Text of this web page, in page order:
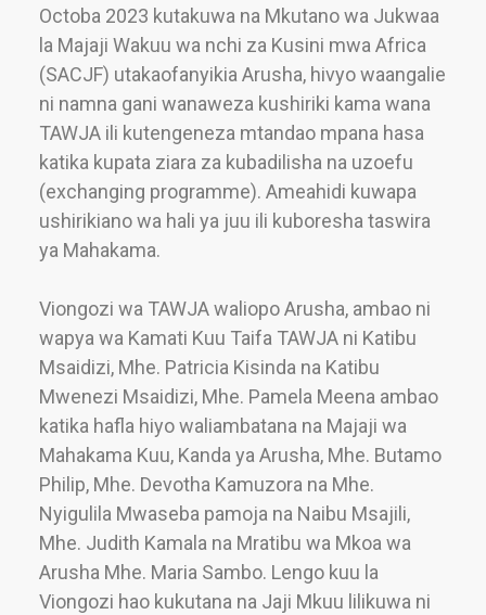
Octoba 2023 kutakuwa na Mkutano wa Jukwaa
la Majaji Wakuu wa nchi za Kusini mwa Africa
(SACJF) utakaofanyikia Arusha, hivyo waangalie
ni namna gani wanaweza kushiriki kama wana
TAWJA ili kutengeneza mtandao mpana hasa
katika kupata ziara za kubadilisha na uzoefu
(exchanging programme). Ameahidi kuwapa
ushirikiano wa hali ya juu ili kuboresha taswira
ya Mahakama.
Viongozi wa TAWJA waliopo Arusha, ambao ni
wapya wa Kamati Kuu Taifa TAWJA ni Katibu
Msaidizi, Mhe. Patricia Kisinda na Katibu
Mwenezi Msaidizi, Mhe. Pamela Meena ambao
katika hafla hiyo waliambatana na Majaji wa
Mahakama Kuu, Kanda ya Arusha, Mhe. Butamo
Philip, Mhe. Devotha Kamuzora na Mhe.
Nyigulila Mwaseba pamoja na Naibu Msajili,
Mhe. Judith Kamala na Mratibu wa Mkoa wa
Arusha Mhe. Maria Sambo. Lengo kuu la
Viongozi hao kukutana na Jaji Mkuu lilikuwa ni